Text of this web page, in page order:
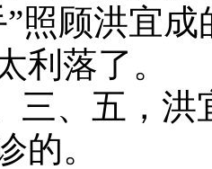
”照顾洪宜
利落了。
三、五，洪
的。